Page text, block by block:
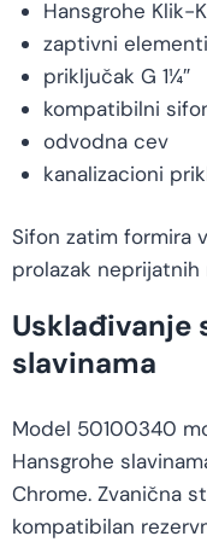
Hansgrohe Klik-
zaptivni elementi
priključak G 1¼″
kompatibilni
odvodna cev
kanalizacioni
Sifon zatim formira
prolazak neprijatnih
Usklađivanje
slavinama
Model 50100340
Hansgrohe
Chrome. Zvanična
kompatibilan